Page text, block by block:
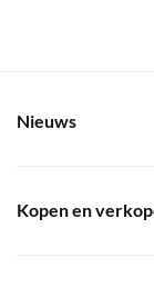
Nieuws
Kopen en